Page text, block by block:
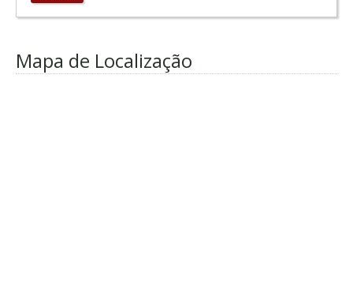
Mapa de Localização